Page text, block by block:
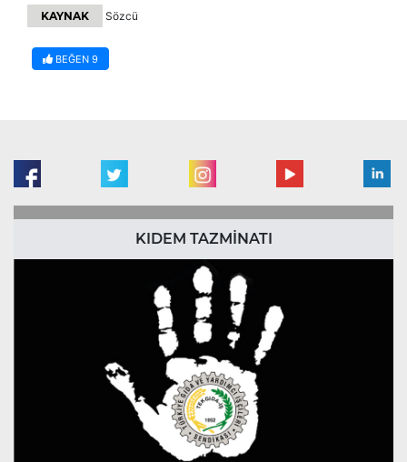
KAYNAK Sözcü
BEĞEN 9
KIDEM TAZMİNATI